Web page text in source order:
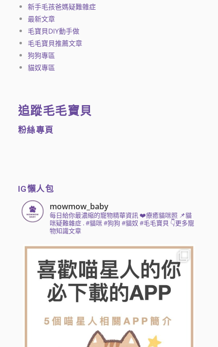
新手毛孩爸媽疑難雜症
最新文章
毛寶貝DIY動手做
毛毛寶貝推薦文章
狗狗專區
貓奴專區
追蹤毛毛寶貝
粉絲專頁
IG懶人包
mowmow_baby
每日給你最濃縮的寵物精華資訊❤️療癒貓咪照 📌貓
咪疑難雜症.#貓咪 #狗狗 #貓奴 #毛毛寶貝 👇更多寵
物知識文章